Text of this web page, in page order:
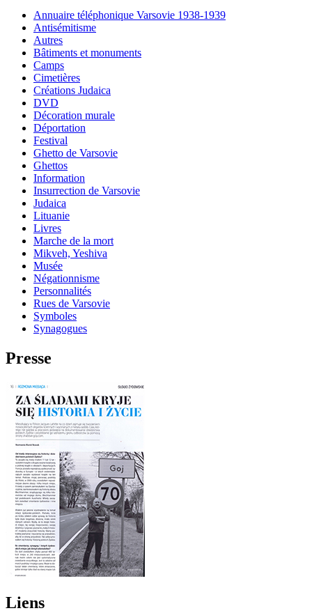
Annuaire téléphonique Varsovie 1938-1939
Antisémitisme
Autres
Bâtiments et monuments
Camps
Cimetières
Créations Judaica
DVD
Décoration murale
Déportation
Festival
Ghetto de Varsovie
Ghettos
Information
Insurrection de Varsovie
Judaica
Lituanie
Livres
Marche de la mort
Mikveh, Yeshiva
Musée
Négationnisme
Personnalités
Rues de Varsovie
Symboles
Synagogues
Presse
Liens